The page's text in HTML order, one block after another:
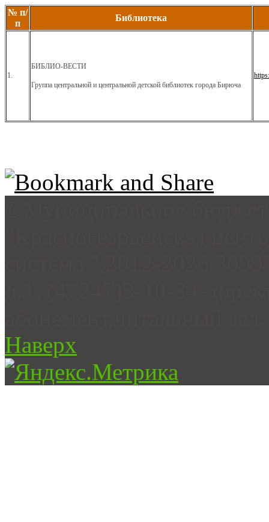
№ п/
п
Библиотека
1.
БИБЛИО-ВЕСТИ
Группа центральной и центральной детской библиотек города Бирюча
Наверх